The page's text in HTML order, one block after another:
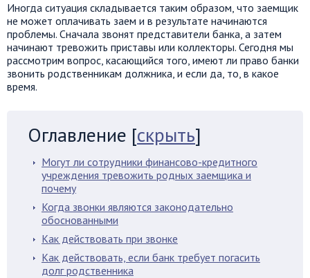
Иногда ситуация складывается таким образом, что заемщик
не может оплачивать заем и в результате начинаются
проблемы. Сначала звонят представители банка, а затем
начинают тревожить приставы или коллекторы. Сегодня мы
рассмотрим вопрос, касающийся того, имеют ли право банки
звонить родственникам должника, и если да, то, в какое
время.
Оглавление [скрыть]
Могут ли сотрудники финансово-кредитного
учреждения тревожить родных заемщика и
почему
Когда звонки являются законодательно
обоснованными
Как действовать при звонке
Как действовать, если банк требует погасить
долг родственника